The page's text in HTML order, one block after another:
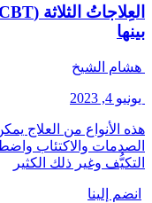
بينها
هشام الشيخ
يونيو 4, 2023
هذه الأنواع من العلاج
الصدمات والاكتئاب
التكيُّف وغير ذلك الكثير
انضم إلينا